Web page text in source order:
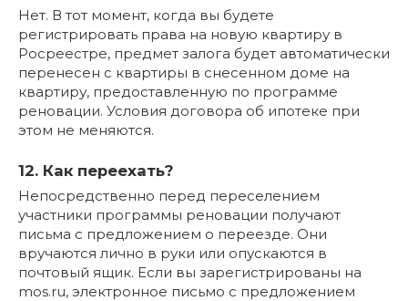
Нет. В тот момент, когда вы будете
регистрировать права на новую квартиру в
Росреестре, предмет залога будет автоматически
перенесен с квартиры в снесенном доме на
квартиру, предоставленную по программе
реновации. Условия договора об ипотеке при
этом не меняются.
12. Как переехать?
Непосредственно перед переселением
участники программы реновации получают
письма с предложением о переезде. Они
вручаются лично в руки или опускаются в
почтовый ящик. Если вы зарегистрированы на
mos.ru, электронное письмо с предложением